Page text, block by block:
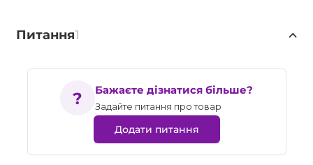
Питання1
Бажаєте дізнатися більше?
Задайте питання про товар
Додати питання